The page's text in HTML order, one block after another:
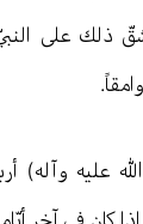
ذلك على
عليه وآله)